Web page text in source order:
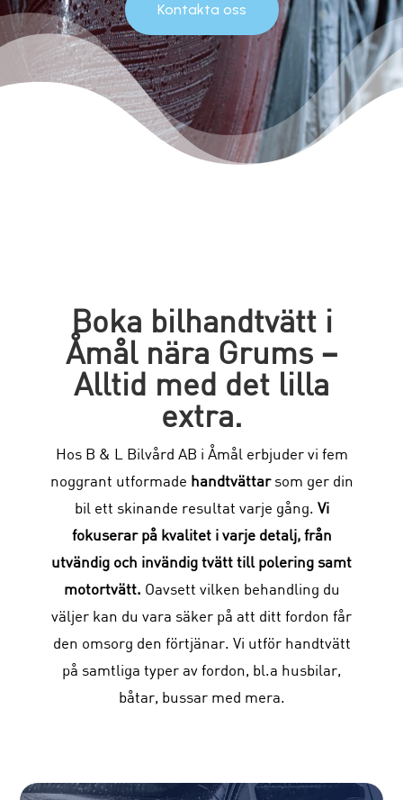
Kontakta oss
Boka bilhandtvätt i
Åmål nära Grums –
Alltid med det lilla
extra.
Hos B & L Bilvård AB i Åmål erbjuder vi fem
noggrant utformade handtvättarsom ger din
bil ett skinande resultat varje gång. Vi
fokuserar på kvalitet i varje detalj, från
utvändig och invändig tvätt till polering samt
motortvätt. Oavsett vilken behandling du
väljer kan du vara säker på att ditt fordon får
den omsorg den förtjänar. Vi utför handtvätt
på samtliga typer av fordon, bl.a husbilar,
båtar, bussar med mera.